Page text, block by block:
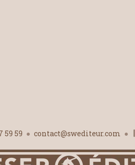
59 59 contact@swediteur.com